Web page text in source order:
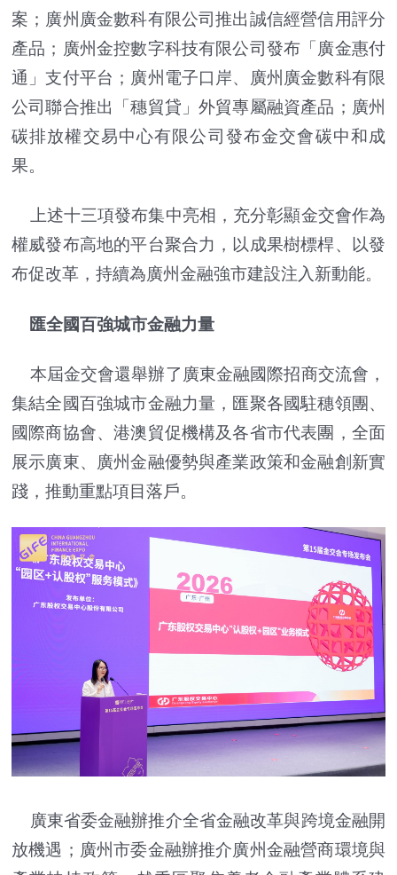
案；廣州廣金數科有限公司推出誠信經營信用評分
產品；廣州金控數字科技有限公司發布「廣金惠付
通」支付平台；廣州電子口岸、廣州廣金數科有限
公司聯合推出「穗貿貸」外貿專屬融資產品；廣州
碳排放權交易中心有限公司發布金交會碳中和成
果。
上述十三項發布集中亮相，充分彰顯金交會作為
權威發布高地的平台聚合力，以成果樹標桿、以發
布促改革，持續為廣州金融強市建設注入新動能。
匯全國百強城市金融力量
本屆金交會還舉辦了廣東金融國際招商交流會，
集結全國百強城市金融力量，匯聚各國駐穗領團、
國際商協會、港澳貿促機構及各省市代表團，全面
展示廣東、廣州金融優勢與產業政策和金融創新實
踐，推動重點項目落戶。
廣東省委金融辦推介全省金融改革與跨境金融開
放機遇；廣州市委金融辦推介廣州金融營商環境與